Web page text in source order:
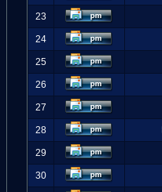
23
24
25
26
27
28
29
30